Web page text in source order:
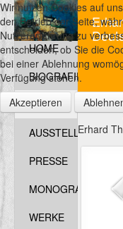
HOME
BIOGRAFIE
FOTOS
AUSSTELLUNGEN
PRESSE
MONOGRAFIEN
WERKE
Erhard
Wir nutzen Cookies auf
den Betrieb der Seite,
Nutzererfahrung zu
entscheiden, ob Sie die
bei einer Ablehnung
Verfügung stehen.
Akzeptieren